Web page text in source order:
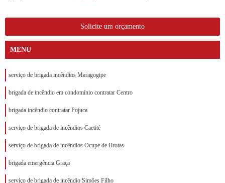
Solicite um orçamento
MENU
serviço de brigada incêndios Maragogipe
brigada de incêndio em condomínio contratar Centro
brigada incêndio contratar Pojuca
serviço de brigada de incêndios Caetité
serviço de brigada de incêndios Ocupe de Brotas
brigada emergência Graça
serviço de brigada de incêndio Simões Filho